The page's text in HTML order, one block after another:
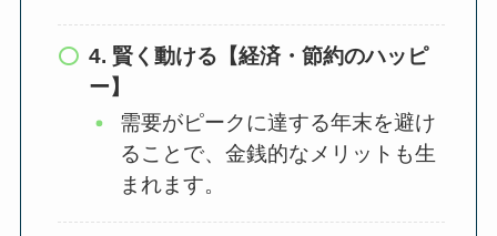
4. 賢く動ける【経済・節約のハッピ
ー】
需要がピークに達する年末を避け
ることで、金銭的なメリットも生
まれます。